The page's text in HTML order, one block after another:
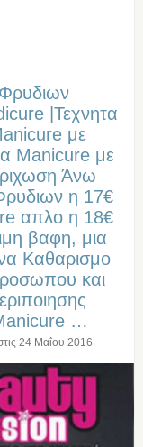
|Τεχνητα
με
Manicure με
Άνω
η 17€
απλο η 18€
βαφη, μια
Καθαρισμο
και
…
24 Μαΐου 2016